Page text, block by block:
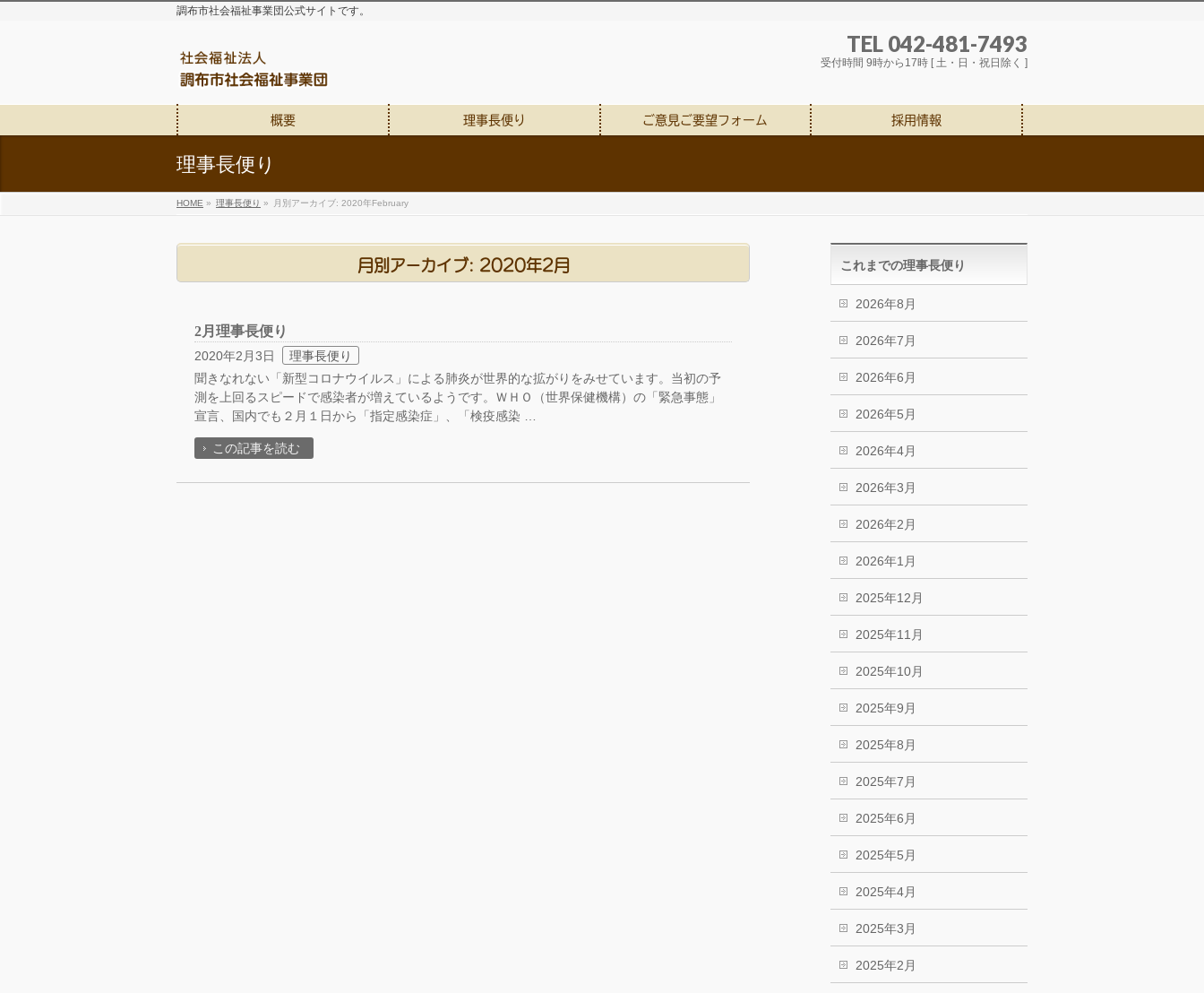
調布市社会福祉事業団公式サイトです。
TEL 042-481-7493
受付時間 9時から17時 [ 土・日・祝日除く ]
概要 理事長便り ご意見ご要望フォーム 採用情報
理事長便り
HOME » 理事長便り » 月別アーカイブ: 2020年February
月別アーカイブ: 2020年2月
2月理事長便り
2020年2月3日
理事長便り
聞きなれない「新型コロナウイルス」による肺炎が世界的な拡がりをみせています。当初の予
測を上回るスピードで感染者が増えているようです。ＷＨＯ（世界保健機構）の「緊急事態」
宣言、国内でも２月１日から「指定感染症」、「検疫感染 …
この記事を読む
これまでの理事長便り
2026年8月
2026年7月
2026年6月
2026年5月
2026年4月
2026年3月
2026年2月
2026年1月
2025年12月
2025年11月
2025年10月
2025年9月
2025年8月
2025年7月
2025年6月
2025年5月
2025年4月
2025年3月
2025年2月